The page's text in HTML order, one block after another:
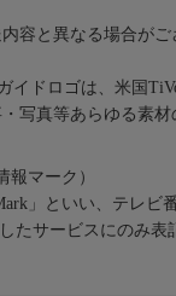
容と異なる場合がご
イドロゴは、米国
写真等あらゆる素材
報マーク）
」といい、テレビ
たサービスにのみ表